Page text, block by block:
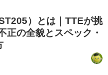
）とは｜TTEが挑
正の全貌とスペック・